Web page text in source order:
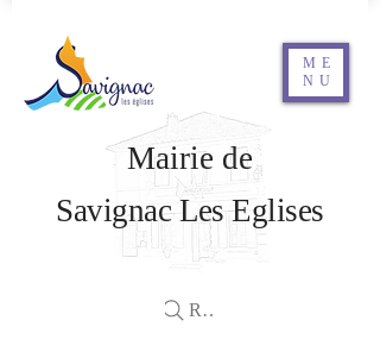
ME
NU
Savignac Les Eglises
Mairie de
Rechercher